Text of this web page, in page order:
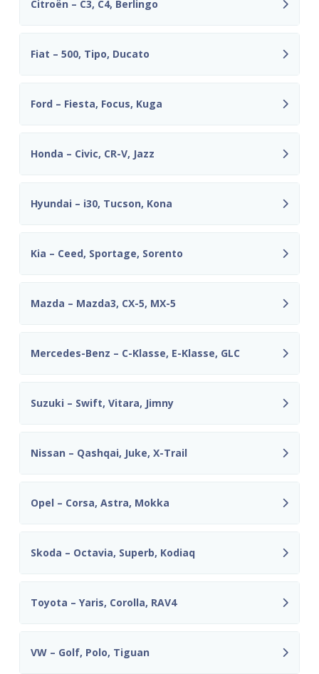
Citroën – C3, C4, Berlingo
Fiat – 500, Tipo, Ducato
Ford – Fiesta, Focus, Kuga
Honda – Civic, CR-V, Jazz
Hyundai – i30, Tucson, Kona
Kia – Ceed, Sportage, Sorento
Mazda – Mazda3, CX-5, MX-5
Mercedes-Benz – C-Klasse, E-Klasse, GLC
Suzuki – Swift, Vitara, Jimny
Nissan – Qashqai, Juke, X-Trail
Opel – Corsa, Astra, Mokka
Skoda – Octavia, Superb, Kodiaq
Toyota – Yaris, Corolla, RAV4
VW – Golf, Polo, Tiguan